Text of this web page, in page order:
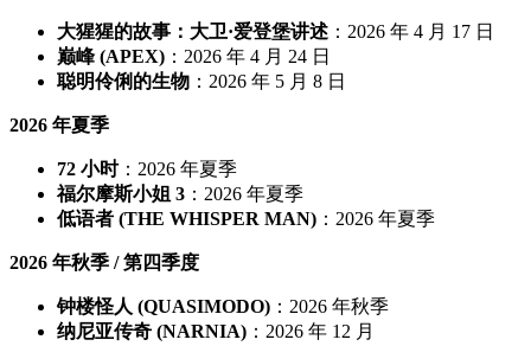
大猩猩的故事：大卫·爱登堡讲述 ：2026 年 4 月 17 日
巅峰 (APEX) ：2026 年 4 月 24 日
聪明伶俐的生物 ：2026 年 5 月 8 日
2026 年夏季
72 小时：2026 年夏季
福尔摩斯小姐 3 ：2026 年夏季
低语者 (THE WHISPER MAN) ：2026 年夏季
2026 年秋季 / 第四季度
钟楼怪人 (QUASIMODO) ：2026 年秋季
纳尼亚传奇 (NARNIA) ：2026 年 12 月